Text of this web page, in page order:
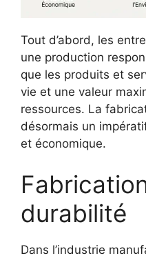
Tout d’abord, les
une production
que les produits et
vie et une valeur
ressources. La
désormais un
et économique.
durabilité
Dans l’industrie